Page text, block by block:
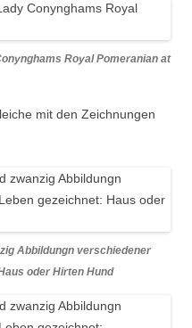
Royal Pomeranian at
mit den Zeichnungen
Abbildungn verschiedener
oder Hirten Hund